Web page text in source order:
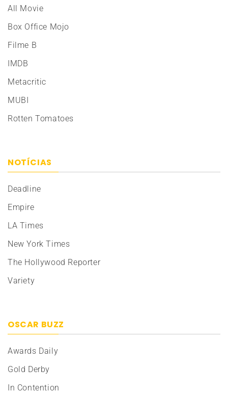
All Movie
Box Office Mojo
Filme B
IMDB
Metacritic
MUBI
Rotten Tomatoes
NOTÍCIAS
Deadline
Empire
LA Times
New York Times
The Hollywood Reporter
Variety
OSCAR BUZZ
Awards Daily
Gold Derby
In Contention